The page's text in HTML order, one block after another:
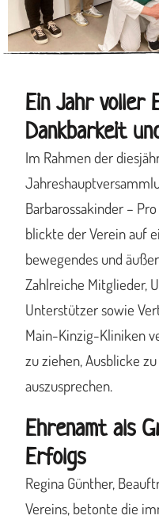
Ein Jahr voller
Dankbarkeit
Im Rahmen der
Barbarossakinder –
blickte der Verein auf
bewegendes und
Zahlreiche Mitglieder,
Unterstützer sowie
Main-Kinzig-Kliniken
zu ziehen, Ausblicke
auszusprechen.
Ehrenamt als
Erfolgs
Regina Günther,
Vereins, betonte die